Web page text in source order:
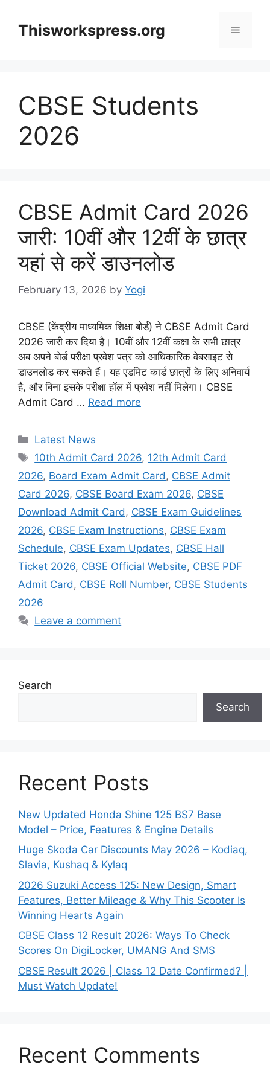
contentThisworkspress.org Menu
CBSE Students
2026
CBSE Admit Card 2026
जारी: 10वीं और 12वीं के छात्र
यहां से करें डाउनलोड
February 13, 2026 by Yogi
CBSE (केंद्रीय माध्यमिक शिक्षा बोर्ड) ने CBSE Admit Card
2026 जारी कर दिया है। 10वीं और 12वीं कक्षा के सभी छात्र
अब अपने बोर्ड परीक्षा प्रवेश पत्र को आधिकारिक वेबसाइट से
डाउनलोड कर सकते हैं। यह एडमिट कार्ड छात्रों के लिए अनिवार्य
है, और बिना इसके परीक्षा हॉल में प्रवेश नहीं मिलेगा। CBSE
Admit Card … Read more
Categories
Latest News
Tags
10th Admit Card 2026, 12th Admit Card
2026, Board Exam Admit Card , CBSE Admit
Card 2026, CBSE Board Exam 2026, CBSE
Download Admit Card , CBSE Exam Guidelines
2026, CBSE Exam Instructions, CBSE Exam
Schedule, CBSE Exam Updates, CBSE Hall
Ticket 2026, CBSE Official Website, CBSE PDF
Admit Card , CBSE Roll Number, CBSE Students
2026
Leave a comment
Search
Search
Recent Posts
New Updated Honda Shine 125 BS7 Base
Model – Price, Features & Engine Details
Huge Skoda Car Discounts May 2026 – Kodiaq,
Slavia, Kushaq & Kylaq
2026 Suzuki Access 125: New Design, Smart
Features, Better Mileage & Why This Scooter Is
Winning Hearts Again
CBSE Class 12 Result 2026: Ways To Check
Scores On DigiLocker, UMANG And SMS
CBSE Result 2026 | Class 12 Date Confirmed? |
Must Watch Update!
Recent Comments